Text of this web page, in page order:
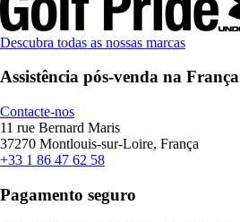
Descubra todas as nossas marcas
Assistência pós-venda na França
Contacte-nos
11 rue Bernard Maris
37270 Montlouis-sur-Loire, França
+33 1 86 47 62 58
Pagamento seguro